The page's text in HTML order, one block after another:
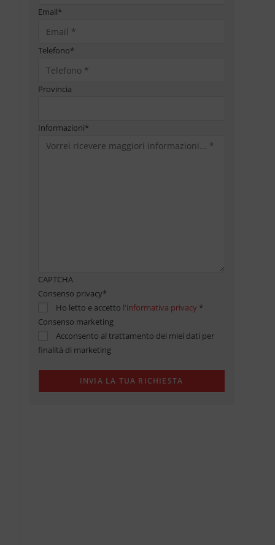
Email*
Telefono*
Provincia
Informazioni*
CAPTCHA
Consenso privacy*
Ho letto e accetto l'informativa privacy *
Consenso marketing
Acconsento al trattamento dei miei dati per
finalità di marketing